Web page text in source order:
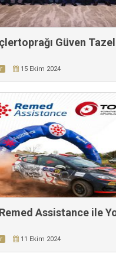
Güven
15 Ekim 2024
Assistance ile
11 Ekim 2024